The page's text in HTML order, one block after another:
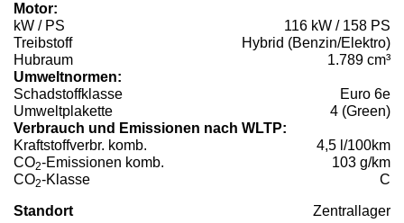
Motor:
kW / PS
116 kW / 158 PS
Treibstoff
Hybrid (Benzin/Elektro)
Hubraum
1.789 cm³
Umweltnormen:
Schadstoffklasse
Euro 6e
Umweltplakette
4 (Green)
Verbrauch und Emissionen nach WLTP:
Kraftstoffverbr. komb.
4,5 l/100km
CO2-Emissionen komb.
103 g/km
CO2-Klasse C
Standort Zentrallager